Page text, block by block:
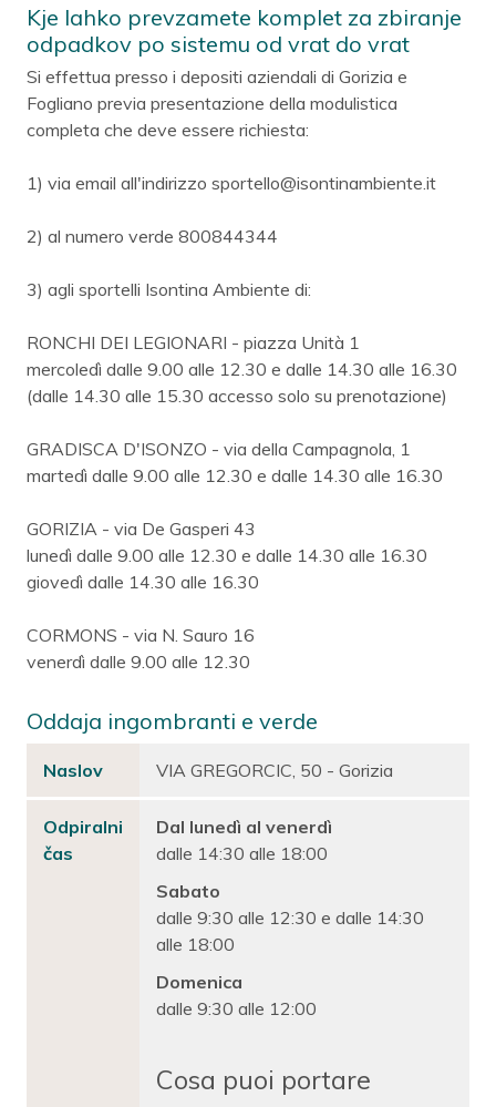
Kje lahko prevzamete komplet za zbiranje
odpadkov po sistemu od vrat do vrat
Si effettua presso i depositi aziendali di Gorizia e
Fogliano previa presentazione della modulistica
completa che deve essere richiesta:
1) via email all'indirizzo sportello@isontinambiente.it
2) al numero verde 800844344
3) agli sportelli Isontina Ambiente di:
RONCHI DEI LEGIONARI - piazza Unità 1
mercoledì dalle 9.00 alle 12.30 e dalle 14.30 alle 16.30
(dalle 14.30 alle 15.30 accesso solo su prenotazione)
GRADISCA D'ISONZO - via della Campagnola, 1
martedì dalle 9.00 alle 12.30 e dalle 14.30 alle 16.30
GORIZIA - via De Gasperi 43
lunedì dalle 9.00 alle 12.30 e dalle 14.30 alle 16.30
giovedì dalle 14.30 alle 16.30
CORMONS - via N. Sauro 16
venerdì dalle 9.00 alle 12.30
Oddaja ingombranti e verde
Naslov VIA GREGORCIC, 50 - Gorizia
Odpiralni
čas
Dal lunedì al venerdì
dalle 14:30 alle 18:00
Sabato
dalle 9:30 alle 12:30 e dalle 14:30
alle 18:00
Domenica
dalle 9:30 alle 12:00
Cosa puoi portare